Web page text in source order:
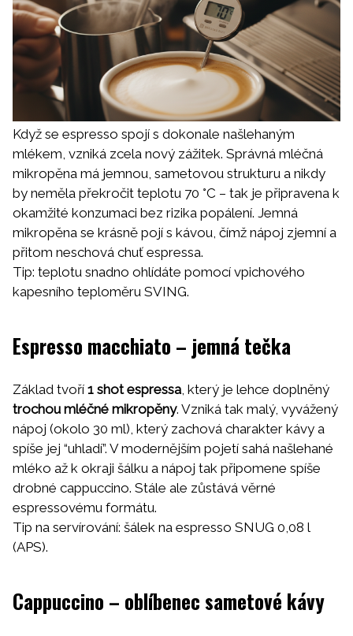
Když se espresso spojí s dokonale našlehaným
mlékem, vzniká zcela nový zážitek. Správná mléčná
mikropěna má jemnou, sametovou strukturu a nikdy
by neměla překročit teplotu 70 °C – tak je připravena k
okamžité konzumaci bez rizika popálení. Jemná
mikropěna se krásně pojí s kávou, čímž nápoj zjemní a
přitom neschová chuť espressa.
Tip: teplotu snadno ohlídáte pomocí vpichového
kapesního teploměru SVING.
Espresso macchiato – jemná tečka
Základ tvoří 1 shot espressa, který je lehce doplněný
trochou mléčné mikropěny. Vzniká tak malý, vyvážený
nápoj (okolo 30 ml), který zachová charakter kávy a
spíše jej “uhladí”. V modernějším pojetí sahá našlehané
mléko až k okraji šálku a nápoj tak připomene spíše
drobné cappuccino. Stále ale zůstává věrné
espressovému formátu.
Tip na servírování: šálek na espresso SNUG 0,08 l
(APS).
Cappuccino – oblíbenec sametové kávy